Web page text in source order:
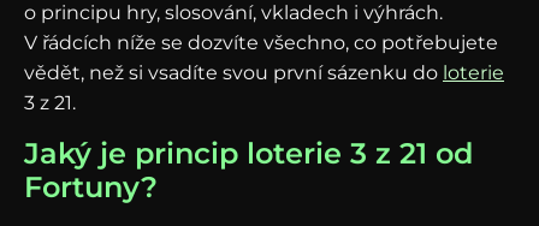
o principu hry, slosování, vkladech i výhrách.
V řádcích níže se dozvíte všechno, co potřebujete
vědět, než si vsadíte svou první sázenku do loterie
3 z 21.
Jaký je princip loterie 3 z 21 od
Fortuny?